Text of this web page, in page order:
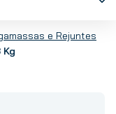
e Rejuntes